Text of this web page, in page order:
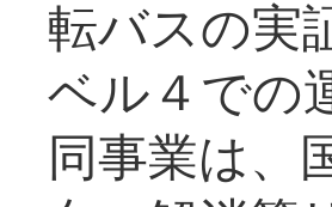
転バスの実
ベル４での
同事業は、